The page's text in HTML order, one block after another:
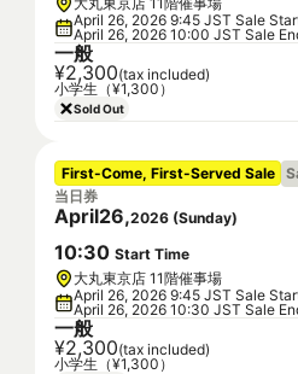
April 26, 2026 9:45 JST Sale
April 26, 2026 10:00 JST Sale
一般
¥2,300(tax included)
小学生（¥1,300）
Sold Out
First-Come, First-Served Sale
当日券
April26,2026 (Sunday)
10:30 Start Time
大丸東京店 11階催事場
April 26, 2026 9:45 JST Sale
April 26, 2026 10:30 JST Sale
一般
¥2,300(tax included)
小学生（¥1,300）